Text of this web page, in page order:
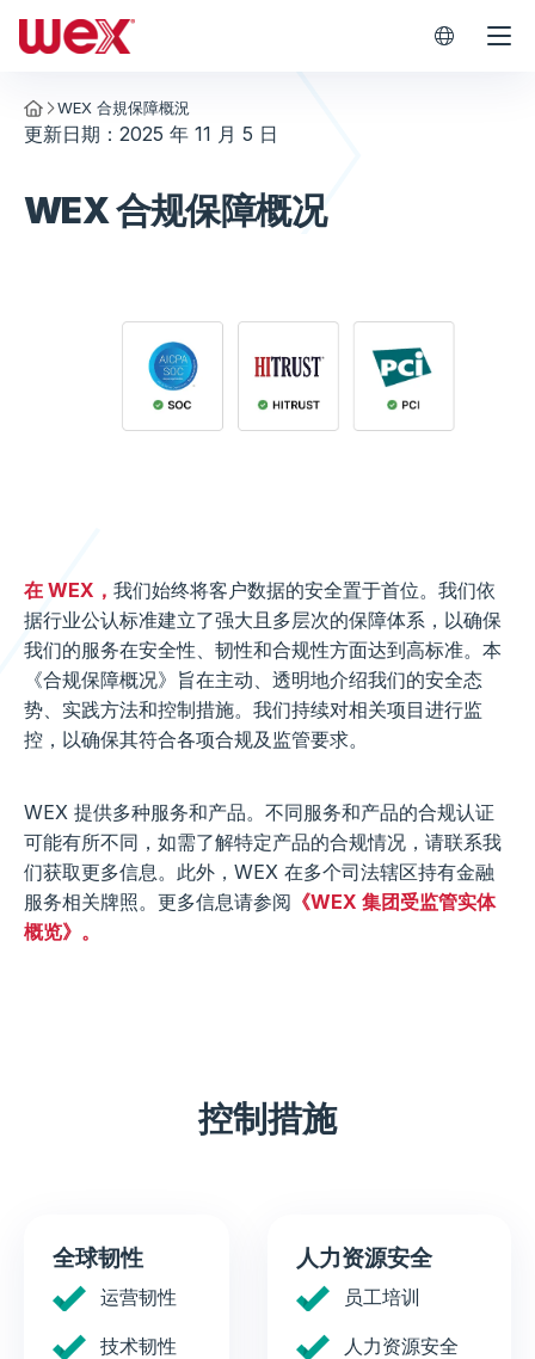
Homepage
WEX 合規保障概況
更新日期：2025 年 11 月 5 日
WEX 合规保障概况
在 WEX ， 我们始终将客户数据的安全置于首位。我们依
据行业公认标准建立了强大且多层次的保障体系，以确保
我们的服务在安全性、韧性和合规性方面达到高标准。本
《合规保障概况》旨在主动、透明地介绍我们的安全态
势、实践方法和控制措施。我们持续对相关项目进行监
控，以确保其符合各项合规及监管要求。
WEX 提供多种服务和产品。不同服务和产品的合规认证
可能有所不同，如需了解特定产品的合规情况，请联系我
们获取更多信息。此外，WEX 在多个司法辖区持有金融
服务相关牌照。更多信息请参阅 《WEX 集团受监管实体
概览》。
控制措施
全球韧性
运营韧性
技术韧性
人力资源安全
员工培训
人力资源安全